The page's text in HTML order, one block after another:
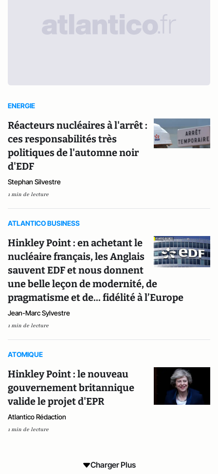
ENERGIE
Réacteurs nucléaires à l'arrêt :
ces responsabilités très
politiques de l'automne noir
d'EDF
Stephan Silvestre
1 min de lecture
ATLANTICO BUSINESS
Hinkley Point : en achetant le
nucléaire français, les Anglais
sauvent EDF et nous donnent
une belle leçon de modernité, de
pragmatisme et de... fidélité à l’Europe
Jean-Marc Sylvestre
1 min de lecture
ATOMIQUE
Hinkley Point : le nouveau
gouvernement britannique
valide le projet d'EPR
Atlantico Rédaction
1 min de lecture
Charger Plus